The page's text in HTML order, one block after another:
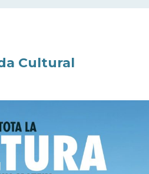
Cultural